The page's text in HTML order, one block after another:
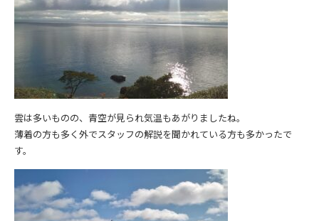
雲は多いものの、青空が見られ気温もあがりましたね。
薄着の方も多く外でスタッフの解説を聞かれている方も多かったで
す。